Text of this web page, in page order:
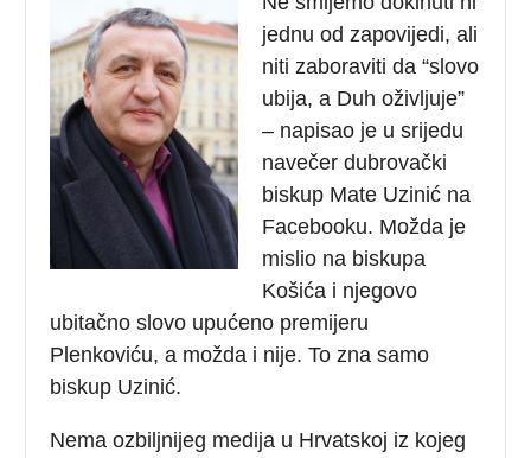
jednu od zapovijedi, ali
niti zaboraviti da “slovo
ubija, a Duh oživljuje”
– napisao je u srijedu
navečer dubrovački
biskup Mate Uzinić na
Facebooku. Možda je
mislio na biskupa
Košića i njegovo
ubitačno slovo upućeno premijeru
Plenkoviću, a možda i nije. To zna samo
biskup Uzinić.
Nema ozbiljnijeg medija u Hrvatskoj iz kojeg